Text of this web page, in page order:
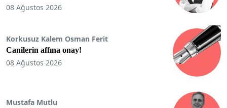
08 Ağustos 2026
Korkusuz Kalem Osman Ferit
Canilerin affına onay!
08 Ağustos 2026
Mustafa Mutlu